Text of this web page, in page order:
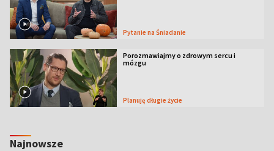
Pytanie na Śniadanie
Porozmawiajmy o zdrowym sercu i
mózgu
Planuję długie życie
Najnowsze